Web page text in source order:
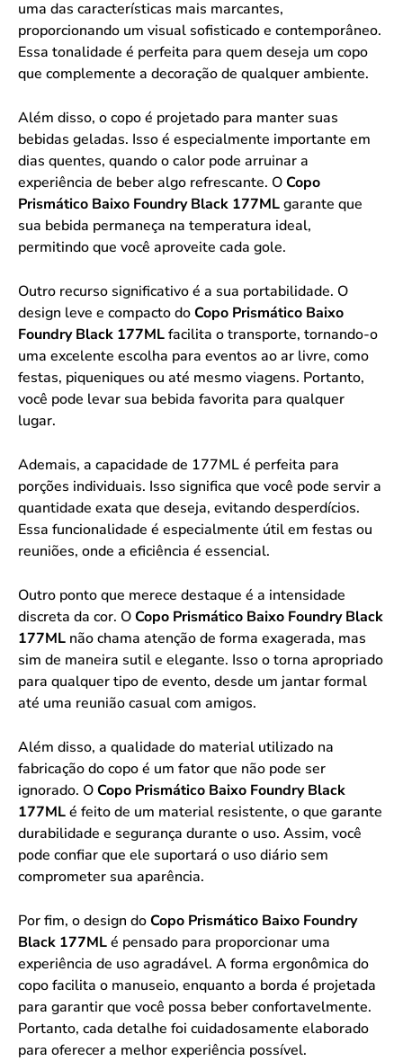
uma das características mais marcantes,
proporcionando um visual sofisticado e contemporâneo.
Essa tonalidade é perfeita para quem deseja um copo
que complemente a decoração de qualquer ambiente.
Além disso, o copo é projetado para manter suas
bebidas geladas. Isso é especialmente importante em
dias quentes, quando o calor pode arruinar a
experiência de beber algo refrescante. OCopo
Prismático Baixo Foundry Black 177MLgarante que
sua bebida permaneça na temperatura ideal,
permitindo que você aproveite cada gole.
Outro recurso significativo é a sua portabilidade. O
design leve e compacto doCopo Prismático Baixo
Foundry Black 177MLfacilita o transporte, tornando-o
uma excelente escolha para eventos ao ar livre, como
festas, piqueniques ou até mesmo viagens. Portanto,
você pode levar sua bebida favorita para qualquer
lugar.
Ademais, a capacidade de 177ML é perfeita para
porções individuais. Isso significa que você pode servir a
quantidade exata que deseja, evitando desperdícios.
Essa funcionalidade é especialmente útil em festas ou
reuniões, onde a eficiência é essencial.
Outro ponto que merece destaque é a intensidade
discreta da cor. OCopo Prismático Baixo Foundry Black
177ML não chama atenção de forma exagerada, mas
sim de maneira sutil e elegante. Isso o torna apropriado
para qualquer tipo de evento, desde um jantar formal
até uma reunião casual com amigos.
Além disso, a qualidade do material utilizado na
fabricação do copo é um fator que não pode ser
ignorado. OCopo Prismático Baixo Foundry Black
177MLé feito de um material resistente, o que garante
durabilidade e segurança durante o uso. Assim, você
pode confiar que ele suportará o uso diário sem
comprometer sua aparência.
Por fim, o design doCopo Prismático Baixo Foundry
Black 177MLé pensado para proporcionar uma
experiência de uso agradável. A forma ergonômica do
copo facilita o manuseio, enquanto a borda é projetada
para garantir que você possa beber confortavelmente.
Portanto, cada detalhe foi cuidadosamente elaborado
para oferecer a melhor experiência possível.